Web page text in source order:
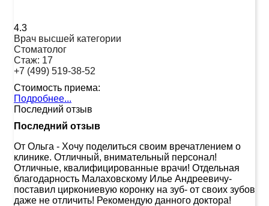
4.3
Врач высшей категории
Стоматолог
Стаж: 17
+7 (499) 519-38-52
Стоимость приема:
Подробнее...
Последний отзыв
Последний отзыв
От Ольга - Хочу поделиться своим вречатлением о
клинике. Отличный, внимательный персонал!
Отличные, квалифицированные врачи! Отдельная
благодарность Малаховскому Илье Андреевичу-
поставил циркониевую коронку на зуб- от своих зубов
даже не отличить! Рекомендую данного доктора!